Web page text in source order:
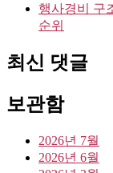
행사경비 구
순위
최신 댓글
보관함
2026년 7월
2026년 6월